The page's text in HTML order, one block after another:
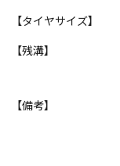
【タイヤサイズ】
【残溝】
【備考】